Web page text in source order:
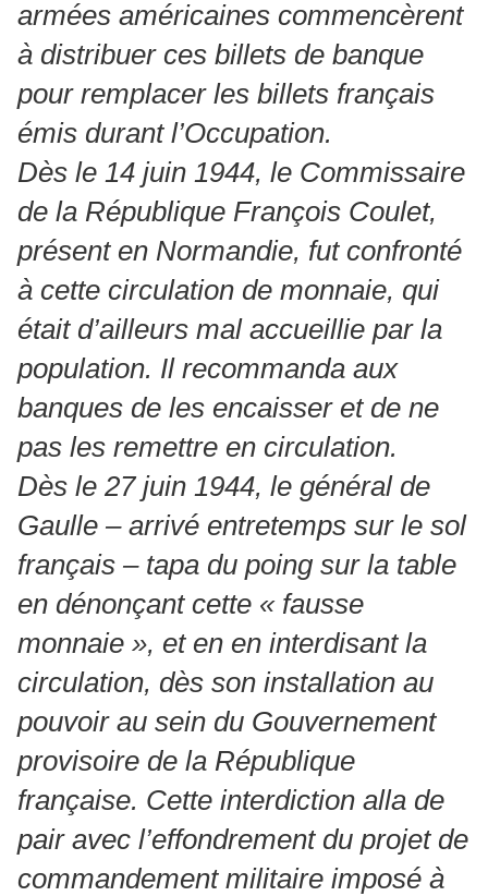
armées américaines commencèrent
à distribuer ces billets de banque
pour remplacer les billets français
émis durant l’Occupation.
Dès le 14 juin 1944, le Commissaire
de la République François Coulet,
présent en Normandie, fut confronté
à cette circulation de monnaie, qui
était d’ailleurs mal accueillie par la
population. Il recommanda aux
banques de les encaisser et de ne
pas les remettre en circulation.
Dès le 27 juin 1944, le général de
Gaulle – arrivé entretemps sur le sol
français – tapa du poing sur la table
en dénonçant cette « fausse
monnaie », et en en interdisant la
circulation, dès son installation au
pouvoir au sein du Gouvernement
provisoire de la République
française. Cette interdiction alla de
pair avec l’effondrement du projet de
commandement militaire imposé à